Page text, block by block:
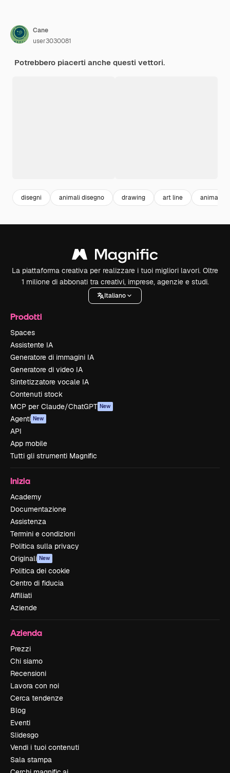
Cane
user3030081
Potrebbero piacerti anche questi vettori.
disegni animali disegno drawing art line animali
La piattaforma creativa per realizzare i tuoi migliori lavori. Oltre
1 milione di abbonati tra creativi, imprese, agenzie e studi.
Italiano
Prodotti
Spaces
Assistente IA
Generatore di immagini IA
Generatore di video IA
Sintetizzatore vocale IA
Contenuti stock
MCP per Claude/ChatGPT New
Agenti New
API
App mobile
Tutti gli strumenti Magnific
Inizia
Academy
Documentazione
Assistenza
Termini e condizioni
Politica sulla privacy
Originali New
Politica dei cookie
Centro di fiducia
Affiliati
Aziende
Azienda
Prezzi
Chi siamo
Recensioni
Lavora con noi
Cerca tendenze
Blog
Eventi
Slidesgo
Vendi i tuoi contenuti
Sala stampa